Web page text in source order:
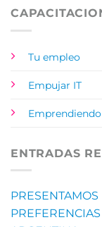
Tu empleo
Empujar IT
Emprendiendo
ENTRADAS